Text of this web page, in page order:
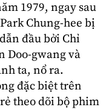
1979, ngay sau
Chung-hee bị
đầu bởi Chỉ
Doo-gwang và
ta, nổ ra.
đặc biệt trên
theo dõi bộ phim